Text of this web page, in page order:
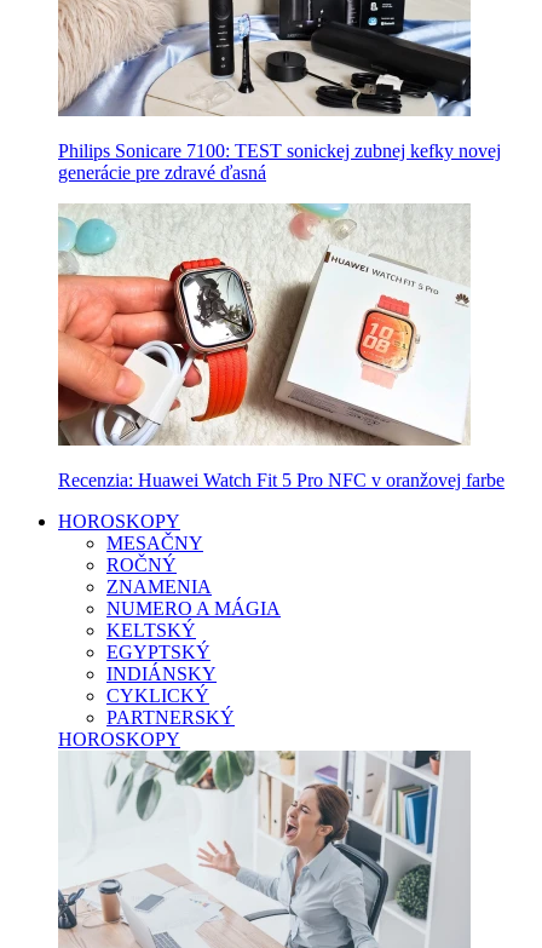
Philips Sonicare 7100: TEST sonickej zubnej kefky novej
generácie pre zdravé ďasná
Recenzia: Huawei Watch Fit 5 Pro NFC v oranžovej farbe
HOROSKOPY
MESAČNY
ROČNÝ
ZNAMENIA
NUMERO A MÁGIA
KELTSKÝ
EGYPTSKÝ
INDIÁNSKY
CYKLICKÝ
PARTNERSKÝ
HOROSKOPY